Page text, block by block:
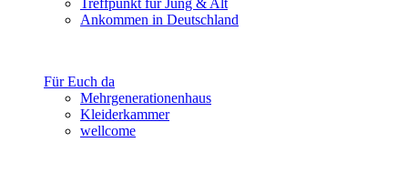
Ankommen in Deutschland
Für Euch da
Mehrgenerationenhaus
Kleiderkammer
wellcome